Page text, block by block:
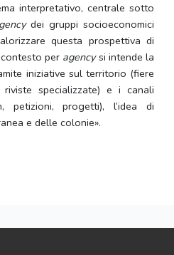
interpretativo, centrale sotto
dei gruppi socioeconomici
questa prospettiva di
per agencysi intende la
iniziative sul territorio (fiere
riviste specializzate) e i canali
petizioni, progetti), l’idea di
e delle colonie».